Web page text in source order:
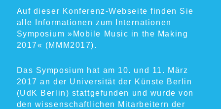
Auf dieser Konferenz-Webseite finden Sie
alle Informationen zum Internationen
Symposium »Mobile Music in the Making
2017« (MMM2017).
Das Symposium hat am 10. und 11. März
2017 an der Universität der Künste Berlin
(UdK Berlin) stattgefunden und wurde von
den wissenschaftlichen Mitarbeitern der